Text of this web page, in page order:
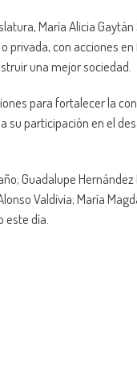
María Alicia
privada, con acciones
una mejor sociedad.
para fortalecer la
participación en el
Guadalupe
Valdivia; María
este día.